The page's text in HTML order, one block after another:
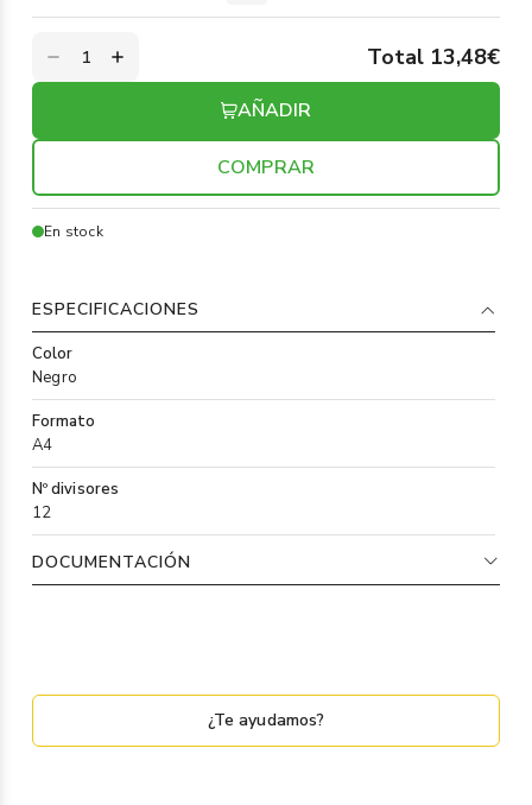
Total 13,48€
AÑADIR
COMPRAR
En stock
ESPECIFICACIONES
Color
Negro
Formato
A4
Nº divisores
12
DOCUMENTACIÓN
¿Te ayudamos?